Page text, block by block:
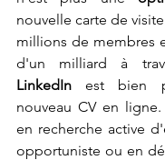
nouvelle carte de
millions de membres
d'un milliard à
LinkedIn est bien
nouveau CV en
en recherche active
opportuniste ou en